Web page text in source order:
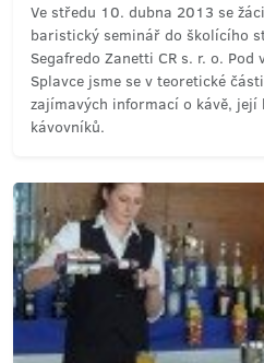
Ve středu 10. dubna 2013 se
baristický seminář do školícího
Segafredo Zanetti CR s. r. o.
Splavce jsme se v teoretické
zajímavých informací o kávě,
kávovníků.